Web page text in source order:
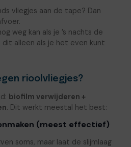
vliegjes aan de tape? Dan
weg kan als je ’s nachts de
alleen als je het even kunt
rioolvliegjes?
biofilm verwijderen +
. Dit werkt meestal het best:
(meest effectief)
soms, maar laat de slijmlaag